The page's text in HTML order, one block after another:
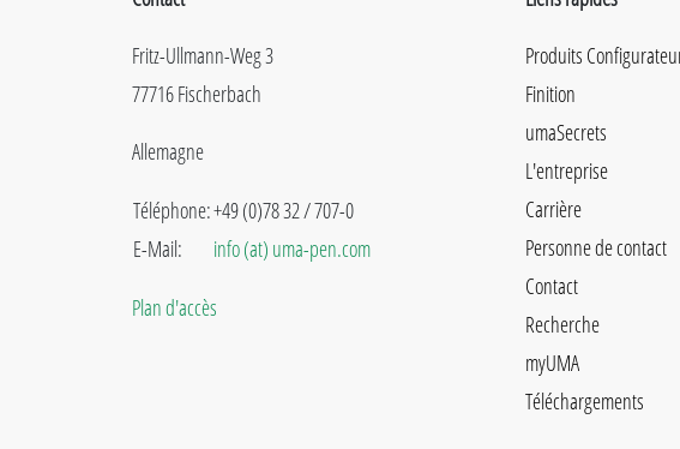
Fritz-Ullmann-Weg 3
77716 Fischerbach
Allemagne
Téléphone:
E-Mail:
+49 (0)78 32 / 707-0
info (at) uma-pen.com
Plan d'accès
Produits
Finition
umaSecrets
L'entreprise
Carrière
Personne de contact
Contact
Recherche
myUMA
Téléchargements